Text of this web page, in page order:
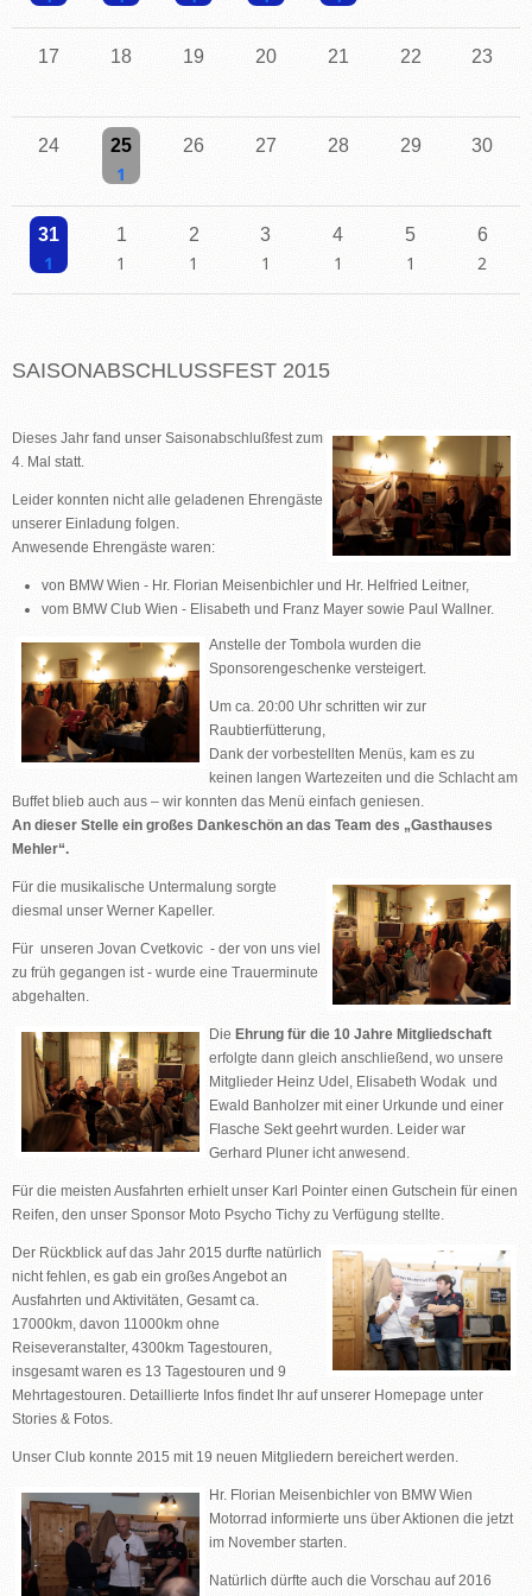
17 18 19 20 21 22 23
24 25 26 27 28 29 30
31 1 2 3 4 5 6
SAISONABSCHLUSSFEST 2015
Dieses Jahr fand unser Saisonabschlußfest zum
4. Mal statt.
Leider konnten nicht alle geladenen Ehrengäste
unserer Einladung folgen.
Anwesende Ehrengäste waren:
von BMW Wien - Hr. Florian Meisenbichler und Hr. Helfried Leitner,
vom BMW Club Wien - Elisabeth und Franz Mayer sowie Paul Wallner.
Anstelle der Tombola wurden die
Sponsorengeschenke versteigert.
Um ca. 20:00 Uhr schritten wir zur
Raubtierfütterung,
Dank der vorbestellten Menüs, kam es zu
keinen langen Wartezeiten und die Schlacht am
Buffet blieb auch aus – wir konnten das Menü einfach geniesen.
An dieser Stelle ein großes Dankeschön an das Team des „Gasthauses
Mehler“.
Für die musikalische Untermalung sorgte
diesmal unser Werner Kapeller.
Für unseren Jovan Cvetkovic - der von uns viel
zu früh gegangen ist - wurde eine Trauerminute
abgehalten.
Die Ehrung für die 10 Jahre Mitgliedschaft
erfolgte dann gleich anschließend, wo unsere
Mitglieder Heinz Udel, Elisabeth Wodak und
Ewald Banholzer mit einer Urkunde und einer
Flasche Sekt geehrt wurden. Leider war
Gerhard Pluner icht anwesend.
Für die meisten Ausfahrten erhielt unser Karl Pointer einen Gutschein für einen
Reifen, den unser Sponsor Moto Psycho Tichy zu Verfügung stellte.
Der Rückblick auf das Jahr 2015 durfte natürlich
nicht fehlen, es gab ein großes Angebot an
Ausfahrten und Aktivitäten, Gesamt ca.
17000km, davon 11000km ohne
Reiseveranstalter, 4300km Tagestouren,
insgesamt waren es 13 Tagestouren und 9
Mehrtagestouren. Detaillierte Infos findet Ihr auf unserer Homepage unter
Stories & Fotos.
Unser Club konnte 2015 mit 19 neuen Mitgliedern bereichert werden.
Hr. Florian Meisenbichler von BMW Wien
Motorrad informierte uns über Aktionen die jetzt
im November starten.
Natürlich dürfte auch die Vorschau auf 2016